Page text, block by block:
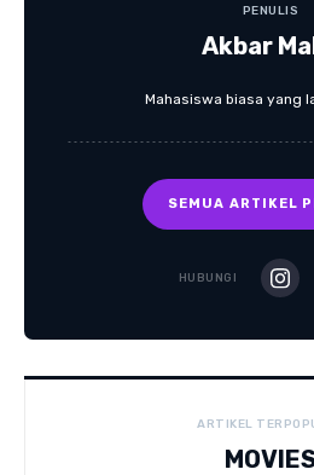
PENULIS
Akbar
Mahasiswa biasa yang
SEMUA ARTIKEL
HUBUNGI
ARTIKEL